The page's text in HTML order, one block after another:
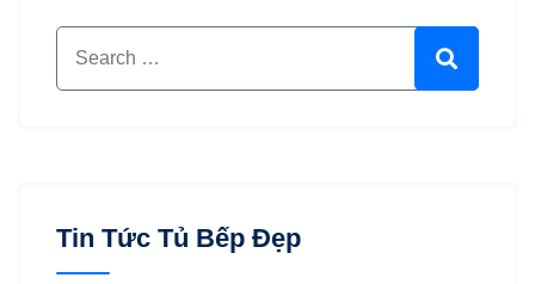
Tin Tức Tủ Bếp Đẹp